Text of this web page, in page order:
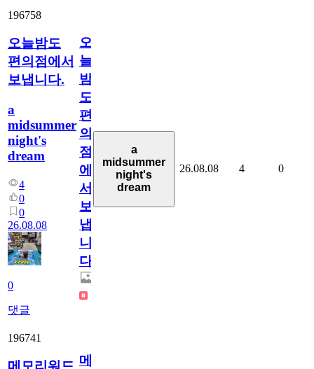
196758
오늘밤도
편의점에서
보냅니다.
a
midsummer
night's
dream
4
0
0
26.08.08
0
댓글
오
늘
밤
도
편
의
점
에
서
보
냅
니
다.
a
midsummer
night's
dream
26.08.08 4 0
196741
메모리워드 메